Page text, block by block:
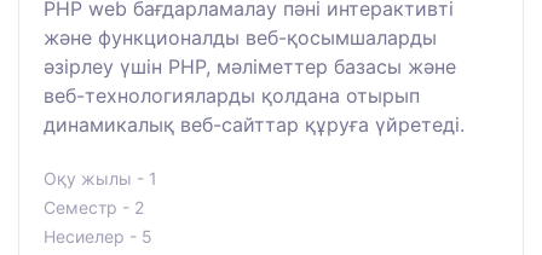
PHP web бағдарламалау пәні интерактивті
және функционалды веб-қосымшаларды
әзірлеу үшін PHP, мәліметтер базасы және
веб-технологияларды қолдана отырып
динамикалық веб-сайттар құруға үйретеді.
Оқу жылы - 1
Семестр - 2
Несиелер - 5